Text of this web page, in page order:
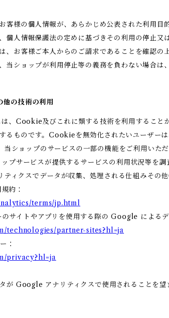
客様の個人情報が、あらかじめ公表された利用
個人情報保護法の定めに基づきその利用の停止
、お客様ご本人からのご請求であることを確認
当ショップが利用停止等の義務を負わない場合は
の技術の利用
は、Cookie及びこれに類する技術を利用するこ
るものです。Cookieを無効化されたいユーザー
ショップのサービスの一部の機能をご利用いただ
ップサービスが提供するサービスの利用状況等
ィクスでデータが収集、処理される仕組みその
約：
terms/jp.html
サイトやアプリを使用する際の Google によるデ
technologies/partner-sites?hl=ja
：
privacy?hl=ja
が Google アナリティクスで使用されることを